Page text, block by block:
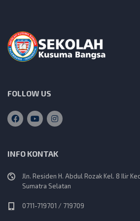
FOLLOW US
INFO KONTAK
Jln. Residen H. Abdul Rozak Kel. 8 Ilir
Sumatra Selatan
0711-719701 / 719709